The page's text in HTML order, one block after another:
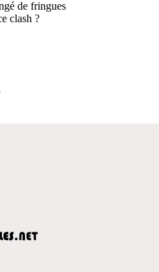
de fringues
clash ?